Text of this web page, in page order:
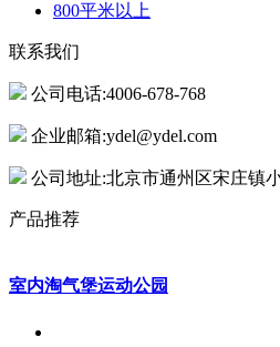
800平米以上
联系我们
公司电话:4006-678-768
企业邮箱:ydel@ydel.com
公司地址:北京市通州区宋庄镇
产品推荐
室内淘气堡运动公园